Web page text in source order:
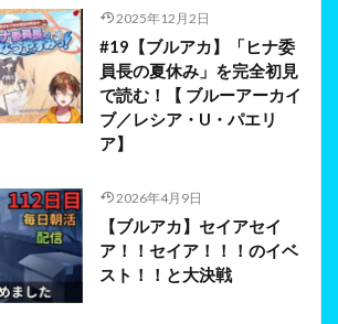
2025年12月2日
#19【ブルアカ】「ヒナ委
員長の夏休み」を完全初見
で読む！【 ブルーアーカイ
ブ／レシア・U・パエリ
ア】
2026年4月9日
【ブルアカ】セイアセイ
ア！！セイア！！！のイベ
スト！！と大決戦